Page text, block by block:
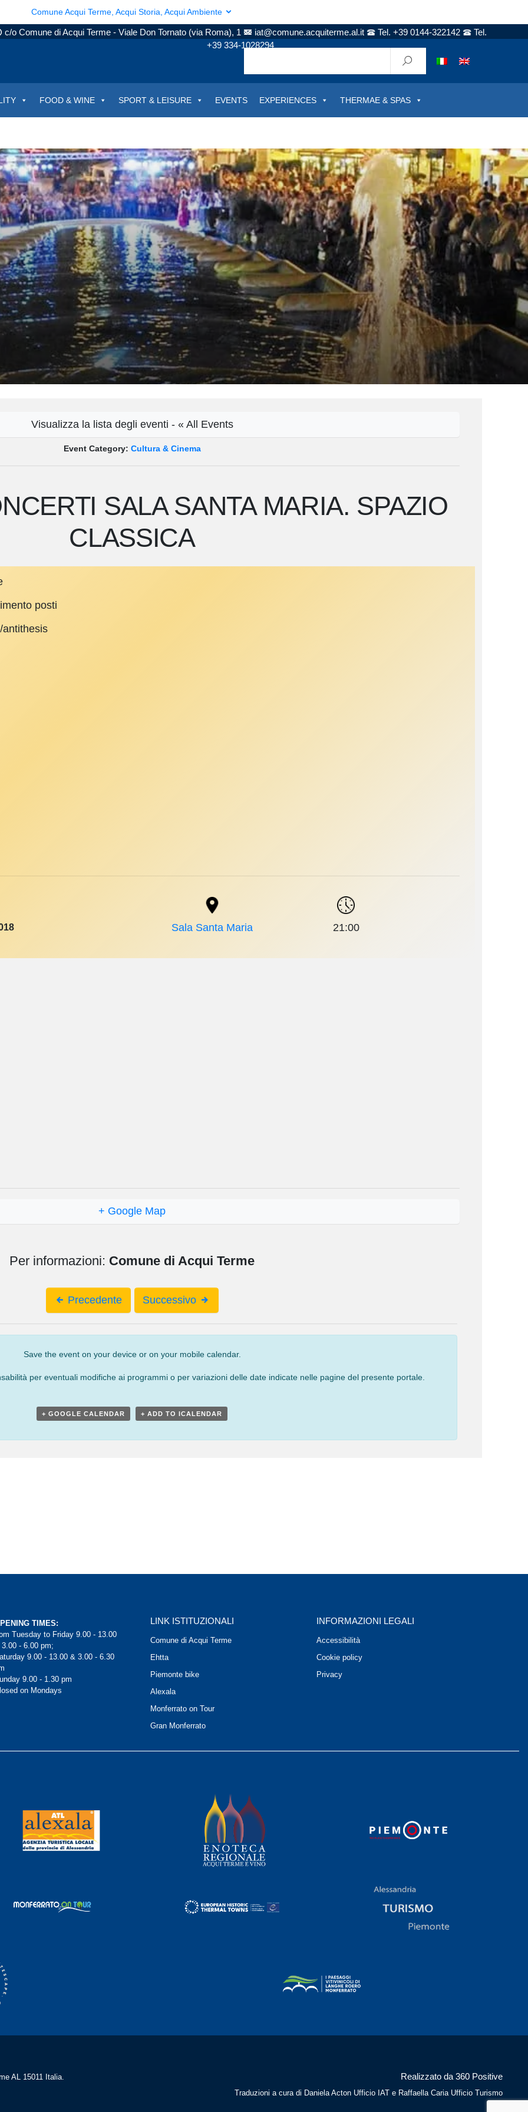
Comune Acqui Terme, Acqui Storia, Acqui Ambiente
c/o Comune di Acqui Terme - Viale Don Tornato (via Roma), 1 iat@comune.acquiterme.al.it Tel. +39 0144-322142
Tel.
+39 334-1028294
FOOD & WINE SPORT & LEISURE EVENTS EXPERIENCES THERMAE & SPAS
Visualizza la lista degli eventi - « All Events
Event Category: Cultura & Cinema
SALA SANTA MARIA. SPAZIO
CLASSICA
posti
antithesis
Sala Santa Maria 21:00
+ Google Map
Per informazioni: Comune di Acqui Terme
Precedente Successivo
Save the event on your device or on your mobile calendar.
per eventuali modifiche ai programmi o per variazioni delle date indicate nelle pagine del presente portale.
+ GOOGLE CALENDAR + ADD TO ICALENDAR
TIMES:
Tuesday to Friday 9.00 - 13.00
3.00 - 6.00 pm;
9.00 - 13.00 & 3.00 - 6.30
9.00 - 1.30 pm
on Mondays
LINK ISTITUZIONALI
Comune di Acqui Terme
Ehtta
Piemonte bike
Alexala
Monferrato on Tour
Gran Monferrato
INFORMAZIONI LEGALI
Accessibilità
Cookie policy
Privacy
AL 15011 Italia.
Realizzato da 360 Positive
Traduzioni a cura di Daniela Acton Ufficio IAT e Raffaella Caria Ufficio Turismo